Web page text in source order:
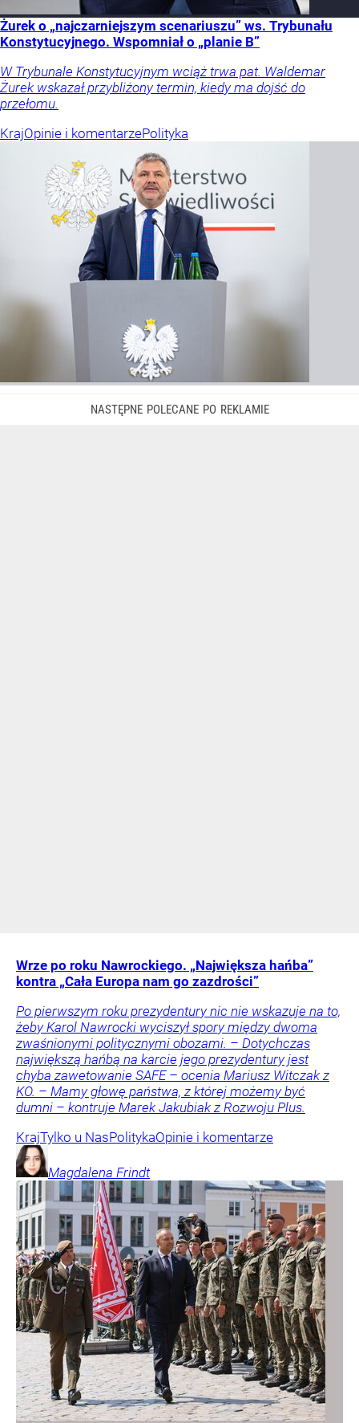
Żurek o „najczarniejszym scenariuszu” ws. Trybunału
Konstytucyjnego. Wspomniał o „planie B”
W Trybunale Konstytucyjnym wciąż trwa pat. Waldemar
Żurek wskazał przybliżony termin, kiedy ma dojść do
przełomu.
KrajOpinie i komentarzePolityka
Wrze po roku Nawrockiego. „Największa hańba”
kontra „Cała Europa nam go zazdrości”
Po pierwszym roku prezydentury nic nie wskazuje na to,
żeby Karol Nawrocki wyciszył spory między dwoma
zwaśnionymi politycznymi obozami. – Dotychczas
największą hańbą na karcie jego prezydentury jest
chyba zawetowanie SAFE – ocenia Mariusz Witczak z
KO. – Mamy głowę państwa, z której możemy być
dumni – kontruje Marek Jakubiak z Rozwoju Plus.
KrajTylko u NasPolitykaOpinie i komentarze
Magdalena Frindt